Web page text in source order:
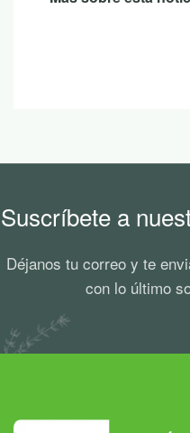
Suscríbete a
Déjanos tu correo y te
con lo último